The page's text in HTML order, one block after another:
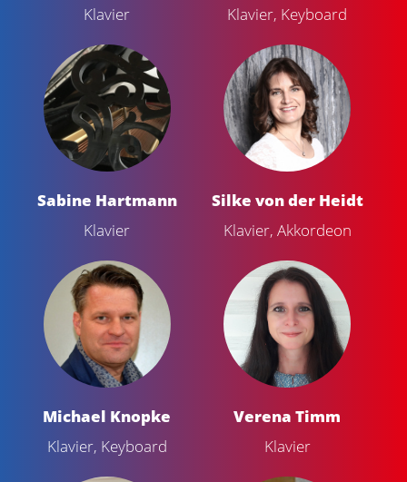
Klavier
Klavier, Keyboard
Sabine Hartmann
Klavier
Silke von der Heidt
Klavier, Akkordeon
Michael Knopke
Klavier, Keyboard
Verena Timm
Klavier